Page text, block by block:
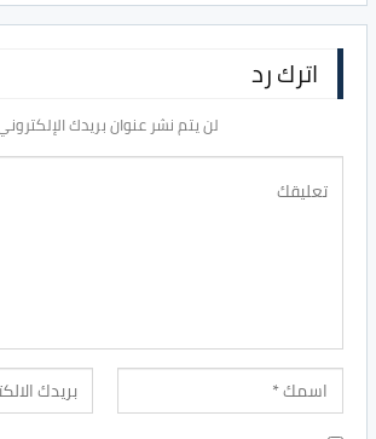
اترك رد
لن يتم نشر عنوان بريدك